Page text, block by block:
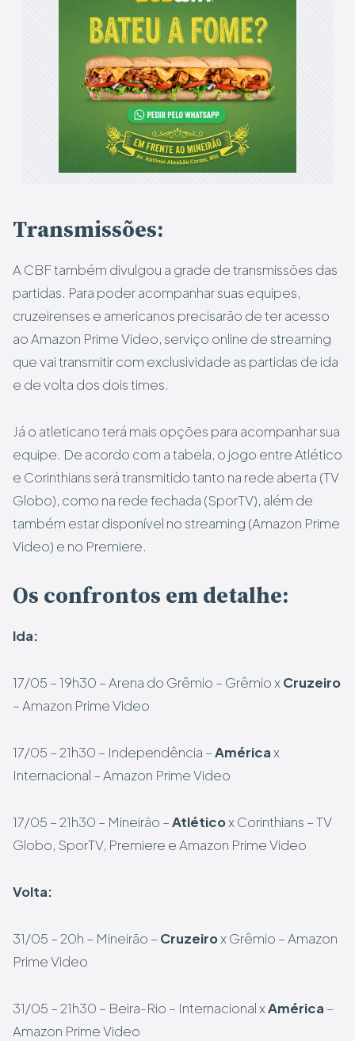
Transmissões:
A CBF também divulgou a grade de transmissões das
partidas. Para poder acompanhar suas equipes,
cruzeirenses e americanos precisarão de ter acesso
ao Amazon Prime Video, serviço online de streaming
que vai transmitir com exclusividade as partidas de ida
e de volta dos dois times.
Já o atleticano terá mais opções para acompanhar sua
equipe. De acordo com a tabela, o jogo entre Atlético
e Corinthians será transmitido tanto na rede aberta (TV
Globo), como na rede fechada (SporTV), além de
também estar disponível no streaming (Amazon Prime
Video) e no Premiere.
Os confrontos em detalhe:
Ida:
17/05 – 19h30 – Arena do Grêmio – Grêmio xCruzeiro
– Amazon Prime Video
17/05 – 21h30 – Independência –Américax
Internacional – Amazon Prime Video
17/05 – 21h30 – Mineirão –Atléticox Corinthians – TV
Globo, SporTV, Premiere e Amazon Prime Video
Volta:
31/05 – 20h – Mineirão – Cruzeirox Grêmio – Amazon
Prime Video
31/05 – 21h30 – Beira-Rio – Internacional xAmérica –
Amazon Prime Video